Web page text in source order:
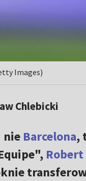
Images)
Chlebicki
nie Barcelona,